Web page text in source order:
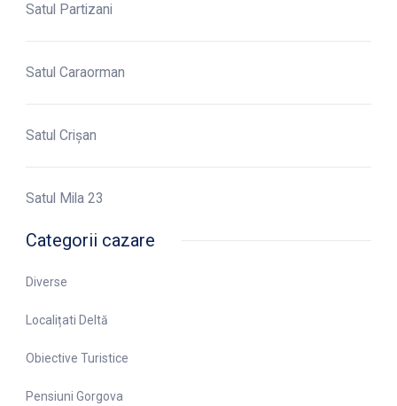
Satul Partizani
Satul Caraorman
Satul Crișan
Satul Mila 23
Categorii cazare
Diverse
Localițati Deltă
Obiective Turistice
Pensiuni Gorgova